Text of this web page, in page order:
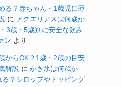
る？赤ちゃん・1歳児に薄
に アクエリアスは何歳か
3歳・5歳別に安全な飲み
ン より
からOK？1歳・2歳の目安
解説 に かき氷は何歳か
る？シロップやトッピング